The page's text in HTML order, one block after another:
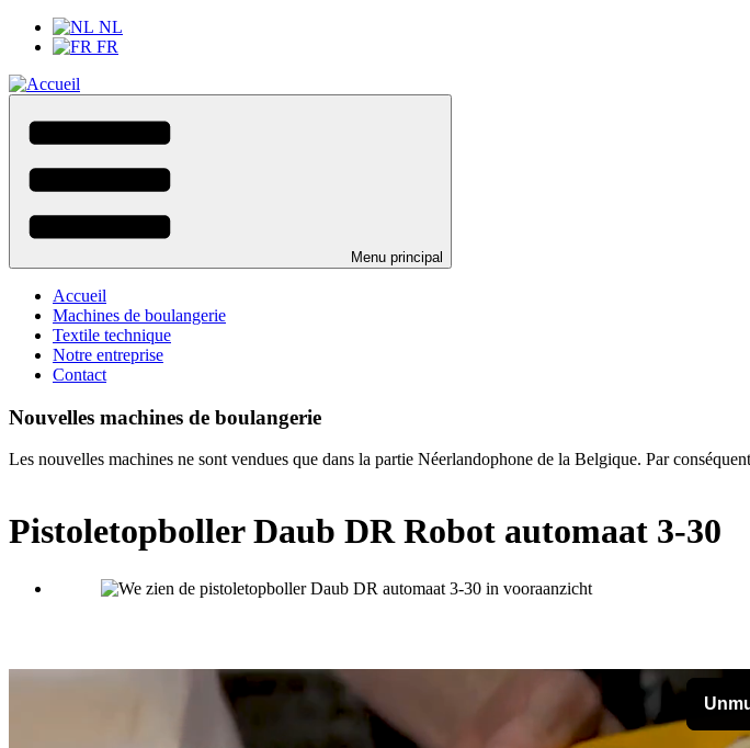
Aller
principal
NL
FR
Menu principal
Accueil
Machines de boulangerie
Textile technique
Notre entreprise
Contact
Nouvelles machines de boulangerie
Les nouvelles machines ne sont vendues que dans la partie Néerlandophone de la Belgique. Par
Pistoletopboller Daub DR Robot automaat 3-30